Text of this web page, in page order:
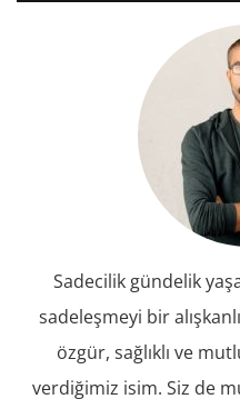
Sadecilik gündelik
sadeleşmeyi bir
özgür, sağlıklı ve
verdiğimiz isim. Siz de